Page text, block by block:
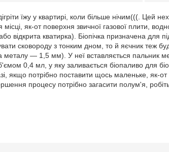
їжу у квартирі, коли більше нічим(((. Цей
як-от поверхня звичної газової плити,
відкрита кватирка). Біопічка призначена для
сковороду з тонким дном, то й яєчник теж
— 1,5 мм). У неї вставляється пальник
0,4 мл, у яку заливається біопаливо для
якщо потрібно поставити щось маленьке, як-
процесу потрібно загасити полум'я,